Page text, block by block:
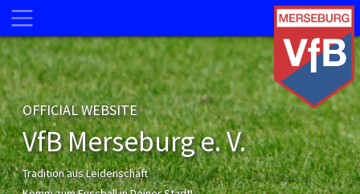
OFFICIAL WEBSITE
VfB Merseburg e. V.
Tradition aus Leidenschaft